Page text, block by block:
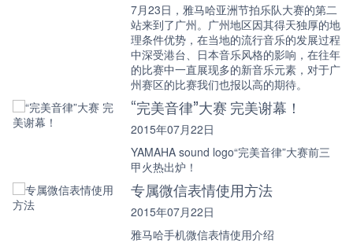
7月23日，雅马哈亚洲节拍乐队大赛的第二
站来到了广州。广州地区因其得天独厚的地
理条件优势，在当地的流行音乐的发展过程
中深受港台、日本音乐风格的影响，在往年
的比赛中一直展现多的新音乐元素，对于广
州赛区的比赛我们也报以高的期待。
“完美音律”大赛 完美谢幕！
2015年07月22日
YAMAHA sound logo“完美音律”大赛前三
甲火热出炉！
专属微信表情使用方法
2015年07月22日
雅马哈手机微信表情使用介绍